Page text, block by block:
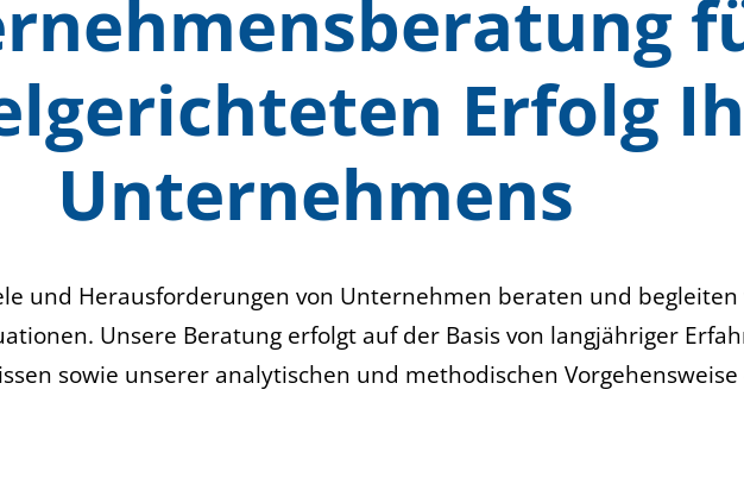
Erfolg
Unternehmens
und Herausforderungen von Unternehmen beraten und
Unsere Beratung erfolgt auf der Basis von langjähriger
sowie unserer analytischen und methodischen